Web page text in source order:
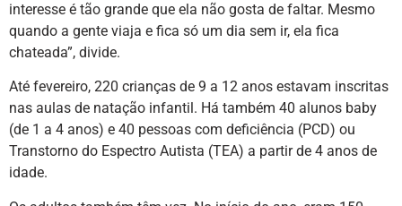
interesse é tão grande que ela não gosta de faltar. Mesmo
quando a gente viaja e fica só um dia sem ir, ela fica
chateada”, divide.
Até fevereiro, 220 crianças de 9 a 12 anos estavam inscritas
nas aulas de natação infantil. Há também 40 alunos baby
(de 1 a 4 anos) e 40 pessoas com deficiência (PCD) ou
Transtorno do Espectro Autista (TEA) a partir de 4 anos de
idade.